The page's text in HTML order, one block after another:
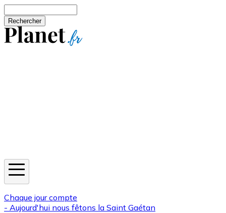
Chaque jour compte
- Aujourd'hui nous fêtons la Saint Gaétan